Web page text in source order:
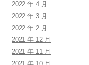
2022 年 4 月
2022 年 3 月
2022 年 2 月
2021 年 12 月
2021 年 11 月
2021 年 10 月